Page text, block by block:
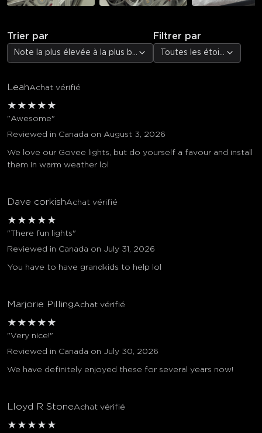
Trier par
Note la plus élevée à la plus basse
Filtrer par
Toutes les étoiles
LeahAchat vérifié
★ ★ ★ ★ ★
"Awesome"
Reviewed in Canada on August 3, 2026
We love our Govee lights, but do yourself a favour and install
them in warm weather lol
Dave corkishAchat vérifié
★ ★ ★ ★ ★
"There fun lights"
Reviewed in Canada on July 31, 2026
You have to have grandkids to help lol
Marjorie PillingAchat vérifié
★ ★ ★ ★ ★
"Very nice!"
Reviewed in Canada on July 30, 2026
We have definitely enjoyed these for several years now!
Lloyd R StoneAchat vérifié
★ ★ ★ ★ ★